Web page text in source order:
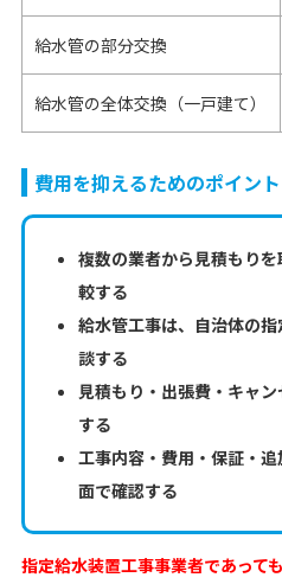
給水管の部分交換
給水管の全体交換（一戸建て）
費用を抑えるためのポイント
複数の業者から見積もり
較する
給水管工事は、自治体の
談する
見積もり・出張費・キャ
する
工事内容・費用・保証・
面で確認する
指定給水装置工事事業者であって